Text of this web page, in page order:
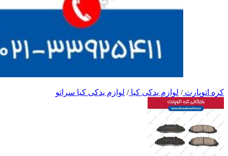
کره اتوپارت/ لوازم یدکی کیا/ لوازم یدکی کیا سراتو